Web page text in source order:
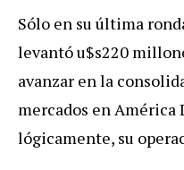
Sólo en su última
levantóu$s220
avanzar en la
mercados en América
lógicamente, su